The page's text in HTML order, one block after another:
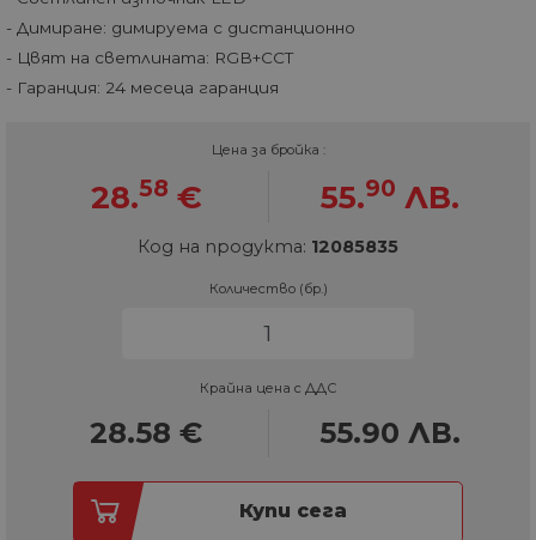
- Димиране: димируема с дистанционно
- Цвят на светлината: RGB+CCT
- Гаранция: 24 месеца гаранция
Цена за бройка :
28.58 € 55.90 ЛВ.
Код на продукта: 12085835
Количество (бр.)
Крайна цена с ДДС
28.58 € 55.90 ЛВ.
Купи сега